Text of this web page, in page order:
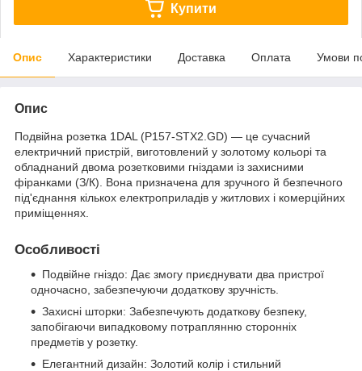
Купити
Опис Характеристики Доставка Оплата Умови
Опис
Подвійна розетка 1DAL (P157-STX2.GD) — це сучасний
електричний пристрій, виготовлений у золотому кольорі та
обладнаний двома розетковими гніздами із захисними
фіранками (З/К). Вона призначена для зручного й безпечного
під'єднання кількох електроприладів у житлових і комерційних
приміщеннях.
Особливості
Подвійне гніздо: Дає змогу приєднувати два пристрої
одночасно, забезпечуючи додаткову зручність.
Захисні шторки: Забезпечують додаткову безпеку,
запобігаючи випадковому потраплянню сторонніх
предметів у розетку.
Елегантний дизайн: Золотий колір і стильний